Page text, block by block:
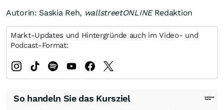
Autorin: Saskia Reh, wallstreetONLINERedaktion
Markt-Updates und Hintergründe auch im Video- und
Podcast-Format:
So handeln Sie das Kursziel